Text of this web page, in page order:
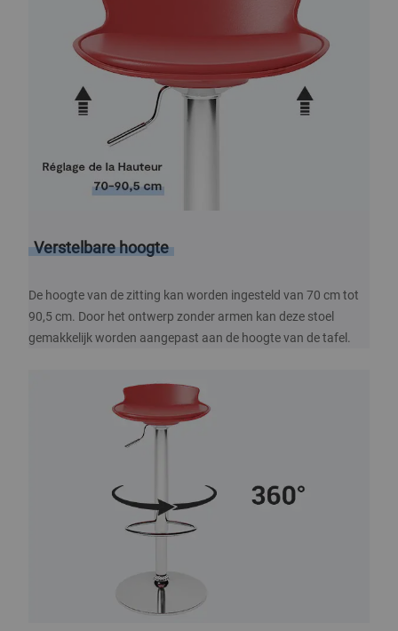
Verstelbare hoogte
De hoogte van de zitting kan worden ingesteld van 70 cm tot
90,5 cm. Door het ontwerp zonder armen kan deze stoel
gemakkelijk worden aangepast aan de hoogte van de tafel.